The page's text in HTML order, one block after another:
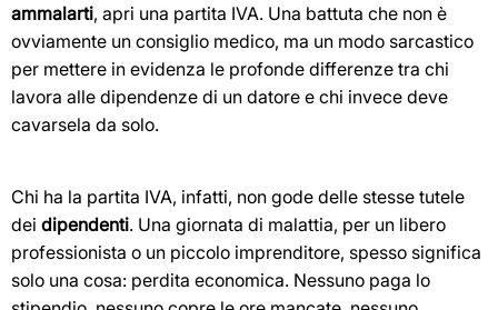
ammalarti, apri una partita IVA. Una battuta che non è
ovviamente un consiglio medico, ma un modo sarcastico
per mettere in evidenza le profonde differenze tra chi
lavora alle dipendenze di un datore e chi invece deve
cavarsela da solo.
Chi ha la partita IVA, infatti, non gode delle stesse tutele
dei dipendenti. Una giornata di malattia, per un libero
professionista o un piccolo imprenditore, spesso significa
solo una cosa: perdita economica. Nessuno paga lo